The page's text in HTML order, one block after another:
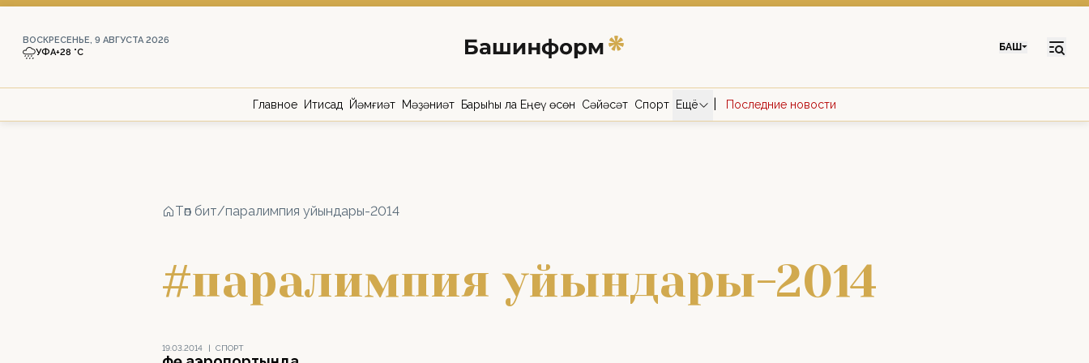
ВОСКРЕСЕНЬЕ, 9 АВГУСТА 2026
УФА+28 °С БАШ
Главное Иҡтисад Йәмғиәт Мәҙәниәт Барыһы ла Еңеү өсөн Сәйәсәт Спорт Ещё Последние новости
Төп бит/паралимпия уйындары-2014
#паралимпия уйындары-2014
19.03.2014 | СПОРТ